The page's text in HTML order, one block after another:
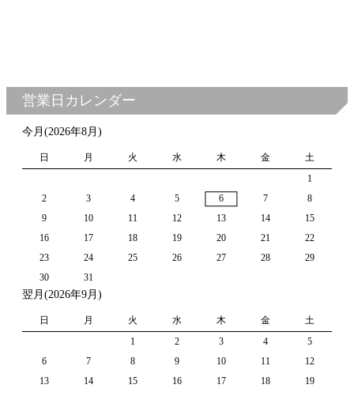
営業日カレンダー
今月(2026年8月)
日 月 火 水 木 金
土
1
2
3 4 5 6 7
8
9
10 11 12 13 14
15
16
17 18 19 20 21
22
23
24 25 26 27 28
29
30
31
翌月(2026年9月)
日 月 火 水 木 金
土
1
2 3 4
5
6
7 8 9 10 11
12
13
14 15 16 17 18
19